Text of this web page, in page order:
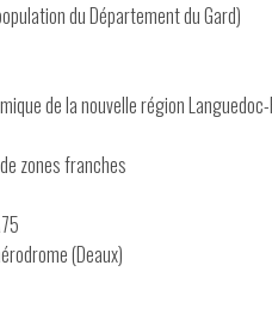
du Département du Gard)
de la nouvelle région
zones franches
(Deaux)